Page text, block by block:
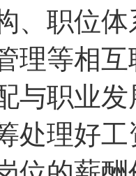
、职位
理等相
与职业
处理好